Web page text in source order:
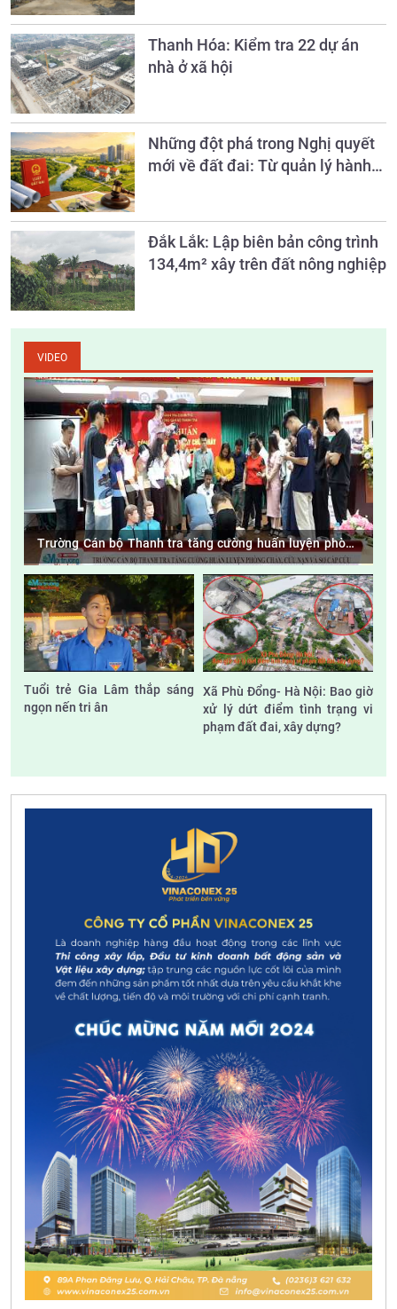
Thanh Hóa: Kiểm tra 22 dự án
nhà ở xã hội
Những đột phá trong Nghị quyết
mới về đất đai: Từ quản lý hành
Đắk Lắk: Lập biên bản công trình
134,4m² xây trên đất nông nghiệp
VIDEO
Trường Cán bộ Thanh tra tăng cường huấn luyện phòng
cháy, cứu nạn và sơ cấp cứu
Tuổi trẻ Gia Lâm thắp sáng
ngọn nến tri ân
Xã Phù Đổng- Hà Nội: Bao giờ
xử lý dứt điểm tình trạng vi
phạm đất đai, xây dựng?